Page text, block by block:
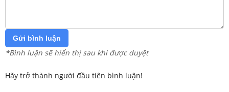
Gửi bình luận
*Bình luận sẽ hiển thị sau khi được duyệt
Hãy trở thành người đầu tiên bình luận!